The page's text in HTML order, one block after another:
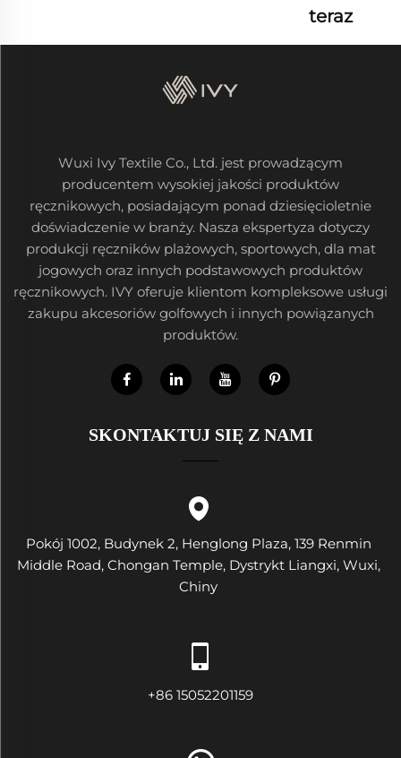
teraz
Wuxi Ivy Textile Co., Ltd. jest prowadzącym
producentem wysokiej jakości produktów
ręcznikowych, posiadającym ponad dziesięcioletnie
doświadczenie w branży. Nasza ekspertyza dotyczy
produkcji ręczników plażowych, sportowych, dla mat
jogowych oraz innych podstawowych produktów
ręcznikowych. IVY oferuje klientom kompleksowe usługi
zakupu akcesoriów golfowych i innych powiązanych
produktów.
SKONTAKTUJ SIĘ Z NAMI
Pokój 1002, Budynek 2, Henglong Plaza, 139 Renmin
Middle Road, Chongan Temple, Dystrykt Liangxi, Wuxi,
Chiny
+86 15052201159